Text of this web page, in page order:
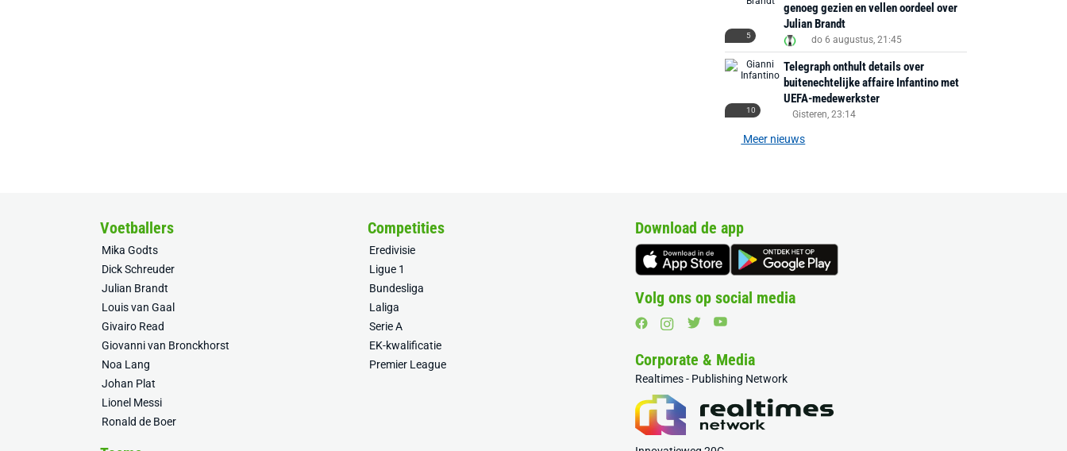
5
genoeg gezien en vellen oordeel over
Julian Brandt
do 6 augustus, 21:45
10
Telegraph onthult details over
buitenechtelijke affaire Infantino met
UEFA-medewerkster
Gisteren, 23:14
Meer nieuws
Voetballers
Mika Godts
Dick Schreuder
Julian Brandt
Louis van Gaal
Givairo Read
Giovanni van Bronckhorst
Noa Lang
Johan Plat
Lionel Messi
Ronald de Boer
Competities
Eredivisie
Ligue 1
Bundesliga
Laliga
Serie A
EK-kwalificatie
Premier League
Download de app
Volg ons op social media
Corporate & Media
Realtimes - Publishing Network